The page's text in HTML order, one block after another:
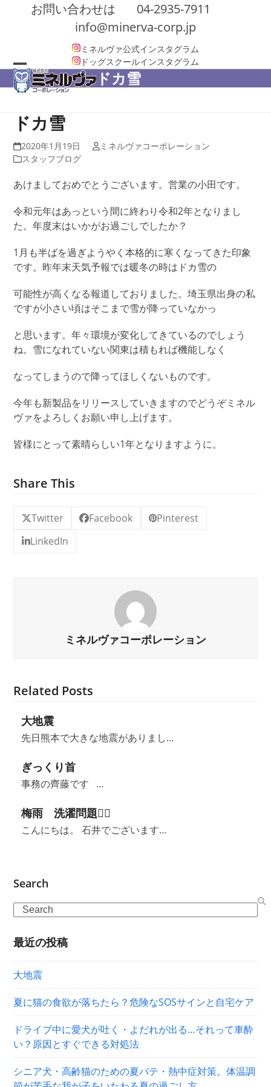
お問い合わせは
04-2935-7911
info@minerva-corp.jp
ミネルヴァ公式インスタグラム
ドッグスクールインスタグラム
Open
mobile
menu
Close
mobile
menu
ドカ雪
ドカ雪
2020年1月19日
ミネルヴァコーポレーション
スタッフブログ
あけましておめでとうございます。営業の小田です。
令和元年はあっという間に終わり令和2年となりまし
た。年度末はいかがお過ごしでしたか？
1月も半ばを過ぎようやく本格的に寒くなってきた印象
です。昨年末天気予報では暖冬の時はドカ雪の
可能性が高くなる報道しておりました。埼玉県出身の私
ですが小さい頃はそこまで雪が降っていなかっ
と思います。年々環境が変化してきているのでしょう
ね。雪になれていない関東は積もれば機能しなく
なってしまうので降ってほしくないものです。
今年も新製品をリリースしていきますのでどうぞミネル
ヴァをよろしくお願い申し上げます。
皆様にとって素晴らしい1年となりますように。
Share This
Twitter Facebook
Pinterest
LinkedIn
ミネルヴァコーポレーション
Related Posts
大地震
先日熊本で大きな地震がありまし…
ぎっくり首
事務の齊藤です …
梅雨 洗濯問題😶‍🌫️
こんにちは。 石井でございます…
Search
Search
最近の投稿
大地震
夏に猫の食欲が落ちたら？危険なSOSサインと自宅ケア
ドライブ中に愛犬が吐く・よだれが出る…それって車酔
い？原因とすぐできる対処法
シニア犬・高齢猫のための夏バテ・熱中症対策。体温調